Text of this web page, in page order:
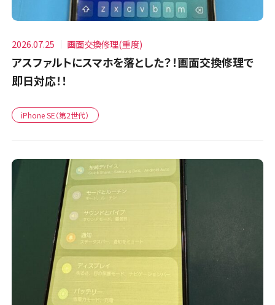
2026.07.25 画面交換修理(重度)
アスファルトにスマホを落とした？！画面交換修理で
即日対応！！
iPhone SE（第2世代）